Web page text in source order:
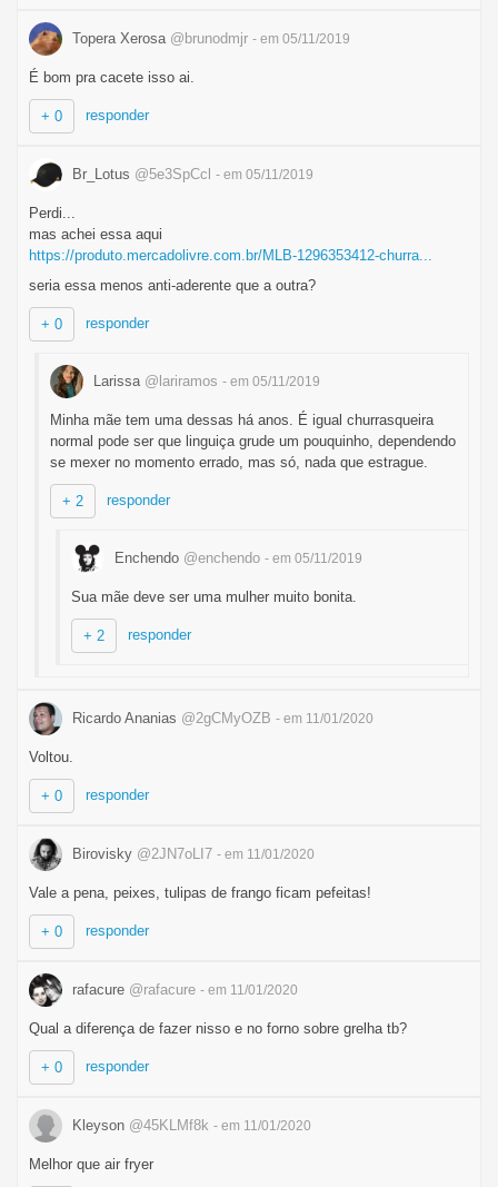
Topera Xerosa @brunodmjr - em 05/11/2019
É bom pra cacete isso ai.
+ 0 responder
Br_Lotus @5e3SpCcl - em 05/11/2019
Perdi...
mas achei essa aqui
https://produto.mercadolivre.com.br/MLB-1296353412-churra...
seria essa menos anti-aderente que a outra?
+ 0 responder
Larissa @lariramos - em 05/11/2019
Minha mãe tem uma dessas há anos. É igual churrasqueira
normal pode ser que linguiça grude um pouquinho, dependendo
se mexer no momento errado, mas só, nada que estrague.
+ 2 responder
Enchendo @enchendo - em 05/11/2019
Sua mãe deve ser uma mulher muito bonita.
+ 2 responder
Ricardo Ananias @2gCMyOZB - em 11/01/2020
Voltou.
+ 0 responder
Birovisky @2JN7oLI7 - em 11/01/2020
Vale a pena, peixes, tulipas de frango ficam pefeitas!
+ 0 responder
rafacure @rafacure - em 11/01/2020
Qual a diferença de fazer nisso e no forno sobre grelha tb?
+ 0 responder
Kleyson @45KLMf8k - em 11/01/2020
Melhor que air fryer